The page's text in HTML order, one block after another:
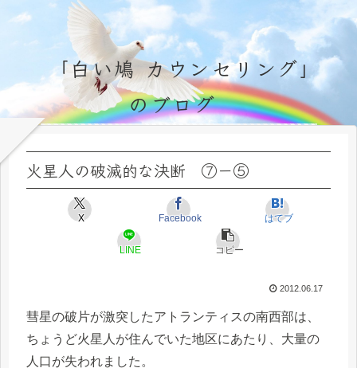
「白い鳩 カウンセリング」
のブログ
火星人の破滅的な決断 ⑦－⑤
X Facebook はてブ
LINE コピー
2012.06.17
彗星の破片が激突したアトランティスの南西部は、
ちょうど火星人が住んでいた地区にあたり、大量の
人口が失われました。